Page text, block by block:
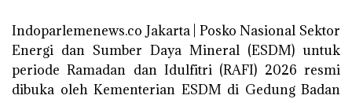
Indoparlemenews.co Jakarta | Posko Nasional Sektor
Energi dan Sumber Daya Mineral (ESDM) untuk
periode Ramadan dan Idulfitri (RAFI) 2026 resmi
dibuka oleh Kementerian ESDM di Gedung Badan